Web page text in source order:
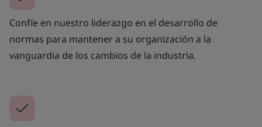
Confíe en nuestro liderazgo en el desarrollo de
normas para mantener a su organización a la
vanguardia de los cambios de la industria.